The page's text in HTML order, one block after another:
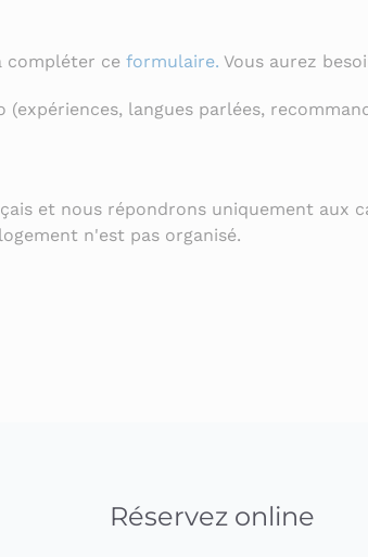
compléter ce formulaire. Vous aurez
(expériences, langues parlées,
et nous répondrons uniquement aux
n'est pas organisé.
Réservez online